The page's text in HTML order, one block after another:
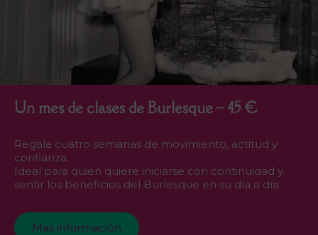
Un mes de clases de Burlesque – 45 €
Regala cuatro semanas de movimiento, actitud y
confianza.
Ideal para quien quiere iniciarse con continuidad y
sentir los beneficios del Burlesque en su día a día.
Mas información